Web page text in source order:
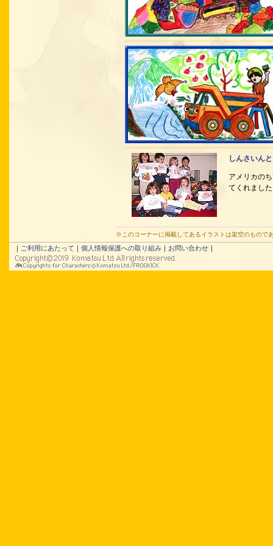
しんさいん
アメリカの
てくれまし
※このコーナーに掲載してあるイラストは架空のもので
｜ ご利用にあたって ｜ 個人情報保護への取り組み ｜ お問い合わせ ｜